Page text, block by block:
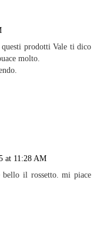
prodotti Vale ti dico
molto.
at 11:28 AM
bello il rossetto. mi piace